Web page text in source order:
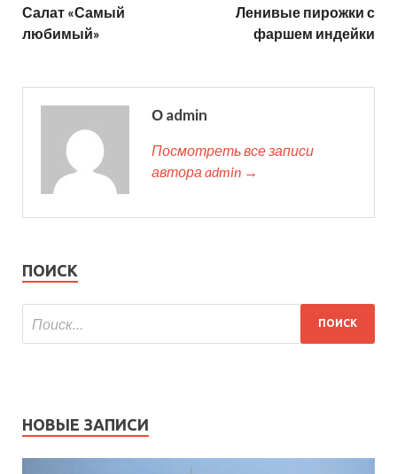
Салат «Самый
любимый»
Ленивые пирожки с
фаршем индейки
О admin
Посмотреть все записи
автора admin →
ПОИСК
НОВЫЕ ЗАПИСИ